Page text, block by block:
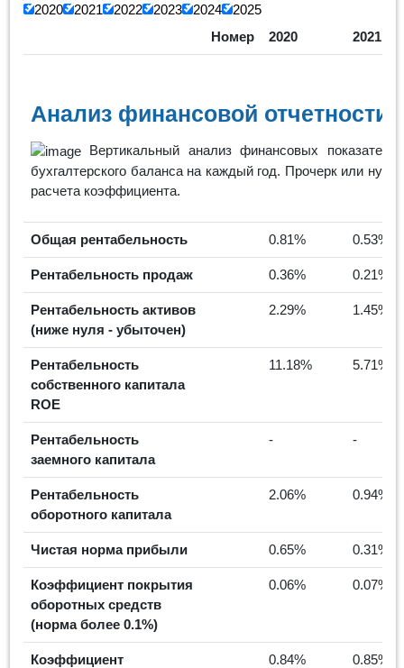
2020
2021 2022 2023 2024
2025
Номер
2020 2021
Анализ финансовой
Вертикальный анализ финансовых
бухгалтерского баланса на каждый год. Прочерк или
расчета коэффициента.
Общая рентабельность 0.81% 0.53%
Рентабельность продаж 0.36% 0.21%
Рентабельность активов
(ниже нуля - убыточен)
2.29% 1.45%
Рентабельность
собственного капитала
ROE
11.18% 5.71%
Рентабельность
заемного капитала
- -
Рентабельность
оборотного капитала
2.06% 0.94%
Чистая норма прибыли 0.65% 0.31%
Коэффициент покрытия
оборотных средств
(норма более 0.1%)
0.06% 0.07%
Коэффициент
0.84% 0.85%